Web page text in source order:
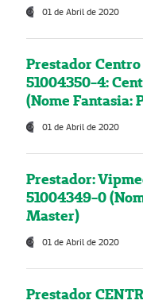
01 de Abril de 2020
Prestador
51004350-4:
(Nome Fantasia:
01 de Abril de 2020
Prestador:
51004349-0
Master)
01 de Abril de 2020
Prestador